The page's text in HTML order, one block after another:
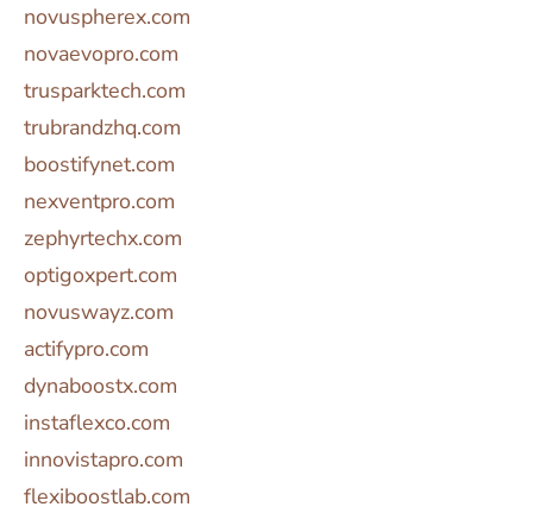
novuspherex.com
novaevopro.com
trusparktech.com
trubrandzhq.com
boostifynet.com
nexventpro.com
zephyrtechx.com
optigoxpert.com
novuswayz.com
actifypro.com
dynaboostx.com
instaflexco.com
innovistapro.com
flexiboostlab.com